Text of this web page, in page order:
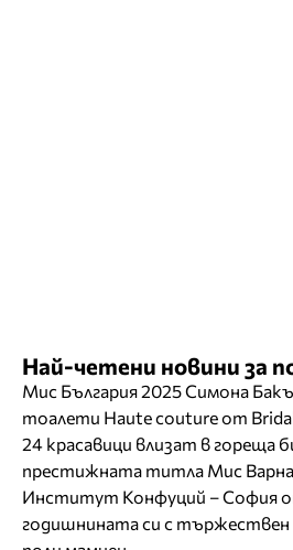
Най-четени новини за
Мис България 2025 Симона
тоалети Haute couture от
24 красавици влизат в гореща
престижната титла Мис
Институт Конфуций – София
годишнината си с тържествен